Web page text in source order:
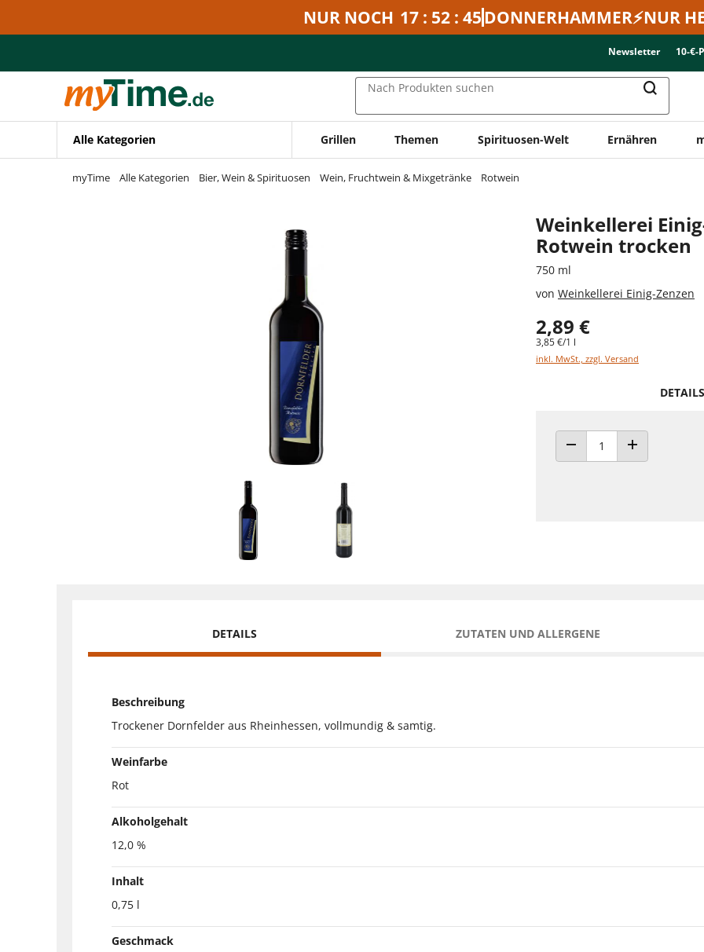
Zur Navigation springen
NUR NOCH 17 : 52 : 45DONNERHAMMER⚡NUR
Newsletter 10-€-
Nach Produkten suchen
Alle Kategorien Grillen Themen Spirituosen-Welt Ernähren
myTime Alle Kategorien Bier, Wein & Spirituosen Wein, Fruchtwein & Mixgetränke Rotwein
Weinkellerei
Rotwein trocken
750 ml
von Weinkellerei Einig-Zenzen
2,89 €
3,85 €/1 l
inkl. MwSt., zzgl. Versand
ANZAHL VERRINGERN
ANZAHL
DETAILS ZUTATEN UND ALLERGENE
Beschreibung
Trockener Dornfelder aus Rheinhessen, vollmundig & samtig.
Weinfarbe
Rot
Alkoholgehalt
12,0 %
Inhalt
0,75 l
Geschmack